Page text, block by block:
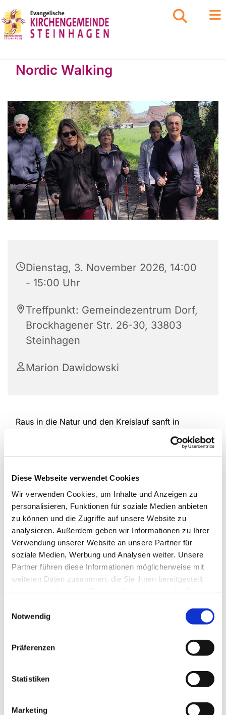
Diese Webseite verwendet Cookies
Wir verwenden Cookies, um Inhalte und Anzeigen zu
personalisieren, Funktionen für soziale Medien anbieten
zu können und die Zugriffe auf unsere Website zu
analysieren. Außerdem geben wir Informationen zu Ihrer
Verwendung unserer Website an unsere Partner für
soziale Medien, Werbung und Analysen weiter. Unsere
Partner führen diese Informationen möglicherweise mit
weiteren Daten zusammen, die Sie ihnen bereitgestellt
Notwendig
Präferenzen
Statistiken
Marketing
Nordic Walking
Dienstag, 3. November 2026, 14:00
- 15:00 Uhr
Treffpunkt: Gemeindezentrum Dorf,
Brockhagener Str. 26-30, 33803
Steinhagen
Marion Dawidowski
Raus in die Natur und den Kreislauf sanft in
Schwung bringen. Nordic Walking schont die
Gelenke und bewegt gleichzeitig die gesamte
Muskulatur. Für jedes Alter und unabhängig von
Haus der Begegnung.
Eine Anmeldung ist nicht erforderlich.
Frau Marion Dawidowski, Tel.: 0151 / 72 14 02 61
Mail:marion.dawidowski@kirche-steinhagen.de